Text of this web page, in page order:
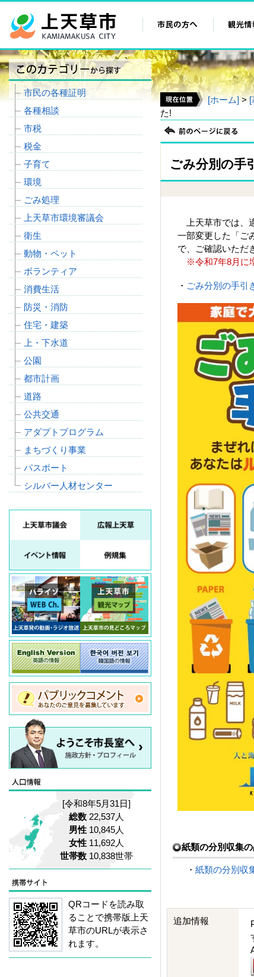
[ホーム]>[
た!
ごみ分別の手
上天草市では、
一部変更した「ご
で、ご確認いただ
※令和7年8月に
・ ごみ分別の手引
紙類の分別収集
・ 紙類の分別収
追加情報
市民の各種証明
各種相談
市税
税金
子育て
環境
ごみ処理
上天草市環境審議会
衛生
動物・ペット
ボランティア
消費生活
防災・消防
住宅・建築
上・下水道
公園
都市計画
道路
公共交通
アダプトプログラム
まちづくり事業
パスポート
シルバー人材センター
[令和8年5月31日]
総数 22,537人
男性 10,845人
女性 11,692人
世帯数 10,838世帯
QRコードを読み取
ることで携帯版上天
草市のURLが表示さ
れます。